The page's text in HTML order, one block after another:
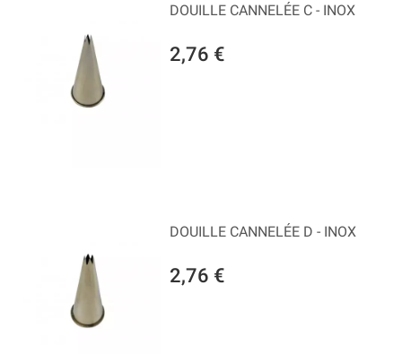
2,76 €
DOUILLE CANNELÉE C - INOX
2,76 €
DOUILLE CANNELÉE D - INOX